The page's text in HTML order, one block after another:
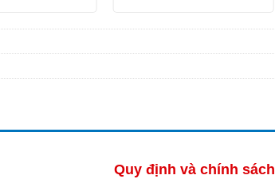
là:
1,200,000₫.
tại
là:
Quy định và chính sách